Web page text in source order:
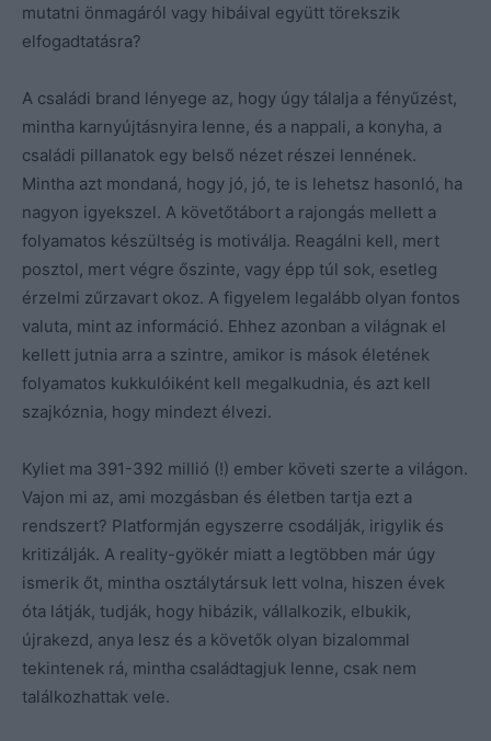
mutatni önmagáról vagy hibáival együtt törekszik
elfogadtatásra?
A családi brand lényege az, hogy úgy tálalja a fényűzést,
mintha karnyújtásnyira lenne, és a nappali, a konyha, a
családi pillanatok egy belső nézet részei lennének.
Mintha azt mondaná, hogy jó, jó, te is lehetsz hasonló, ha
nagyon igyekszel. A követőtábort a rajongás mellett a
folyamatos készültség is motiválja. Reagálni kell, mert
posztol, mert végre őszinte, vagy épp túl sok, esetleg
érzelmi zűrzavart okoz. A figyelem legalább olyan fontos
valuta, mint az információ. Ehhez azonban a világnak el
kellett jutnia arra a szintre, amikor is mások életének
folyamatos kukkulóiként kell megalkudnia, és azt kell
szajkóznia, hogy mindezt élvezi.
Kyliet ma 391-392 millió (!) ember követi szerte a világon.
Vajon mi az, ami mozgásban és életben tartja ezt a
rendszert? Platformján egyszerre csodálják, irigylik és
kritizálják. A reality-gyökér miatt a legtöbben már úgy
ismerik őt, mintha osztálytársuk lett volna, hiszen évek
óta látják, tudják, hogy hibázik, vállalkozik, elbukik,
újrakezd, anya lesz és a követők olyan bizalommal
tekintenek rá, mintha családtagjuk lenne, csak nem
találkozhattak vele.